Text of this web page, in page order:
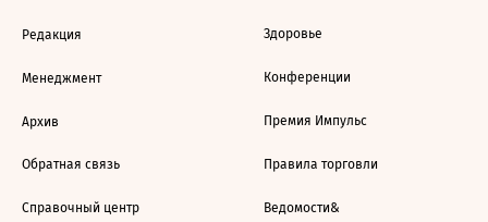
Редакция
Менеджмент
Архив
Обратная связь
Справочный центр
Здоровье
Конференции
Премия Импульс
Правила торговли
Ведомости&